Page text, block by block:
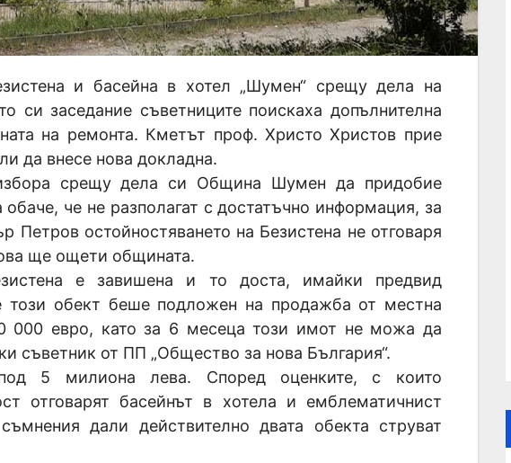
и басейна в хотел „Шумен“ срещу дела на
си заседание съветниците поискаха допълнителна
на ремонта. Кметът проф. Христо Христов прие
да внесе нова докладна.
срещу дела си Община Шумен да придобие
че не разполагат с достатъчно информация, за
остойностяването на Безистена не отговаря
ще ощети общината.
е завишена и то доста, имайки предвид
този обект беше подложен на продажба от местна
000 евро, като за 6 месеца този имот не можа да
съветник от ПП „Общество за нова България“.
5 милиона лева. Според оценките, с които
отговарят басейнът в хотела и емблематичнист
дали действително двата обекта струват